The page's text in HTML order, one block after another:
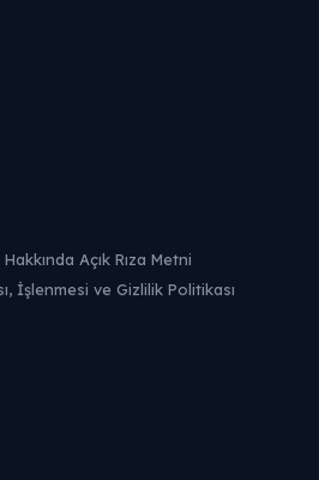
Açık Rıza Metni
İşlenmesi ve Gizlilik Politikası